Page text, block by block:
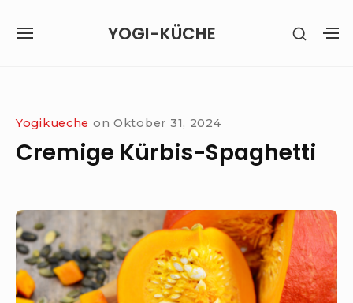
YOGI-KÜCHE
SITE
SHOW
Yogikueche on Oktober 31, 2024
Cremige Kürbis-Spaghetti